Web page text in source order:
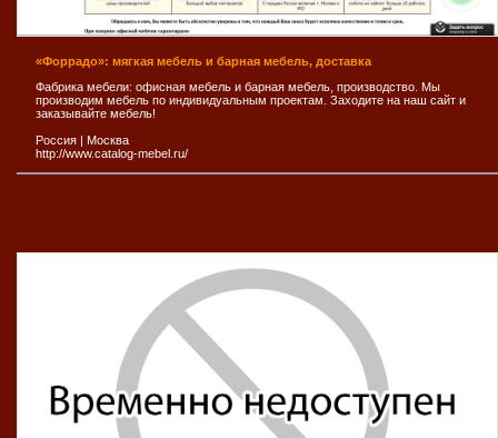
«Форрадо»: мягкая мебель и барная мебель, доставка
Фабрика мебели: офисная мебель и барная мебель, производство. Мы
производим мебель по индивидуальным проектам. Заходите на наш сайт и
заказывайте мебель!
Россия | Москва
http://www.catalog-mebel.ru/